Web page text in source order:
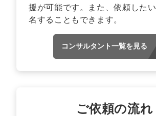
援が可能です。また、依頼した
名することもできます。
コンサルタント一覧を見る
ご依頼の流れ